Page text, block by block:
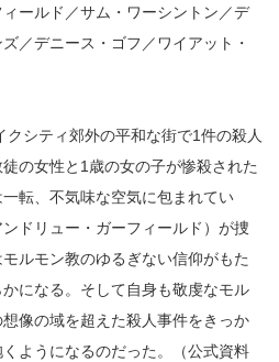
ールド／サム・ワーシントン／デ
／デニース・ゴフ／ワイアット・
シティ郊外の平和な街で1件の殺人
の女性と1歳の女の子が惨殺された
転、不気味な空気に包まれてい
ドリュー・ガーフィールド）が捜
ルモン教のゆるぎない信仰がもた
になる。そして自身も敬虔なモル
像の域を超えた殺人事件をきっか
ようになるのだった。（公式資料